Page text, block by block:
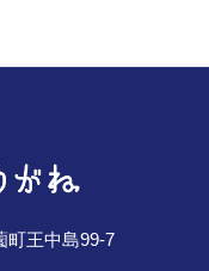
町王中島99-7